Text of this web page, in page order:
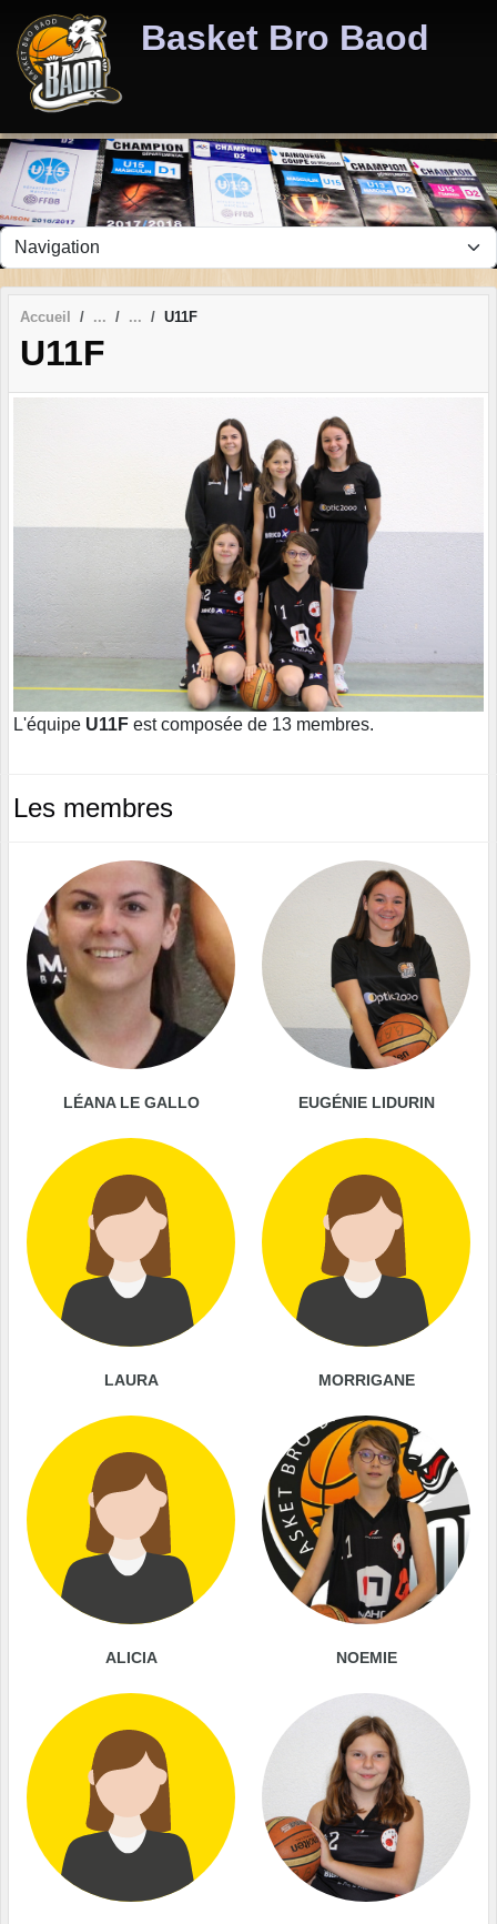
Basket Bro Baod
Accueil U11F
U11F
L'équipe U11F est composée de 13 membres.
Les membres
LÉANA LE GALLO EUGÉNIE LIDURIN
LAURA MORRIGANE
ALICIA NOEMIE
Panneau de gestion des cookies